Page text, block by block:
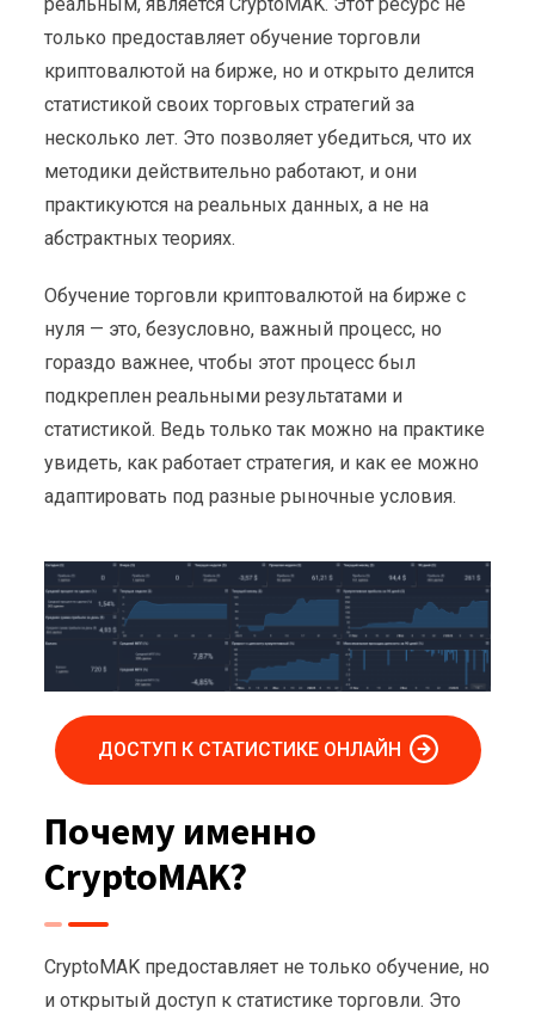
только предоставляет обучение торговли
криптовалютой на бирже, но и открыто делится
статистикой своих торговых стратегий за
несколько лет. Это позволяет убедиться, что их
методики действительно работают, и они
практикуются на реальных данных, а не на
абстрактных теориях.
Обучение торговли криптовалютой на бирже с
нуля — это, безусловно, важный процесс, но
гораздо важнее, чтобы этот процесс был
подкреплен реальными результатами и
статистикой. Ведь только так можно на практике
увидеть, как работает стратегия, и как ее можно
адаптировать под разные рыночные условия.
ДОСТУП К СТАТИСТИКЕ ОНЛАЙН
Почему именно
CryptoMAK?
CryptoMAK предоставляет не только обучение, но
и открытый доступ к статистике торговли. Это